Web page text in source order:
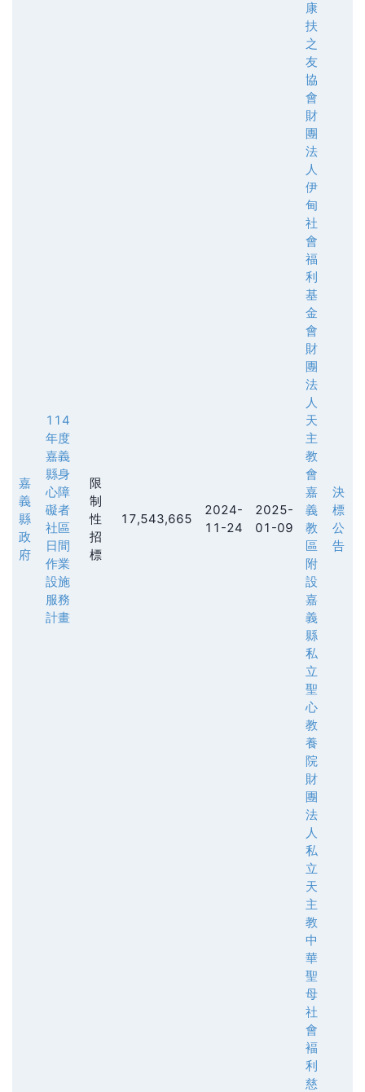
嘉
義
縣
政
府
114
年度
嘉義
縣身
心障
礙者
社區
日間
作業
設施
服務
計畫
限
制
性
招
標
17,543,665
2024-
11-24
2025-
01-09
康
扶
之
友
協
會
財
團
法
人
伊
甸
社
會
福
利
基
金
會
財
團
法
人
天
主
教
會
嘉
義
教
區
附
設
嘉
義
縣
私
立
聖
心
教
養
院
財
團
法
人
私
立
天
主
教
中
華
聖
母
社
會
褔
利
慈
決
標
公
告